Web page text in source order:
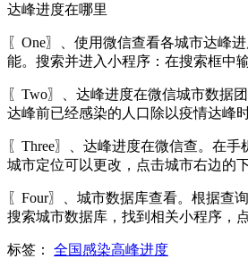
达峰进度在哪里
〖One〗、使用微信查看各城市达峰
能。搜索并进入小程序：在搜索框中
〖Two〗、达峰进度在微信城市数据
达峰前已经感染的人口除以疫情达峰
〖Three〗、达峰进度在微信查。在
城市定位可以更改，点击城市右边的
〖Four〗、城市数据库查看。根据查
搜索城市数据库，找到相关小程序，
标签： 全国感染高峰进度